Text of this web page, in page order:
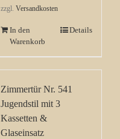
zzgl. Versandkosten
In den
Warenkorb
Details
Zimmertür Nr. 541
Jugendstil mit 3
Kassetten &
Glaseinsatz